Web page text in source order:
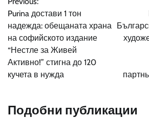
Purina достави 1 тон
надежда: обещаната храна
на софийското издание
“Нестле за Живей
Активно!” стигна до 120
кучета в нужда
Подобни публикации